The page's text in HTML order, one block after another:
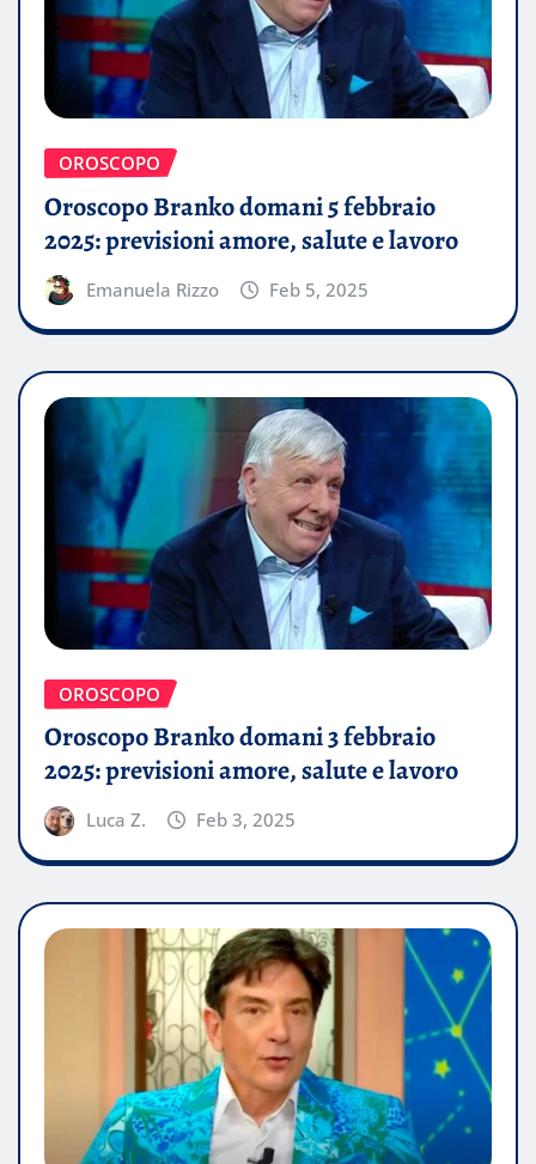
OROSCOPO
Oroscopo Branko domani 5 febbraio
2025: previsioni amore, salute e lavoro
Emanuela Rizzo Feb 5, 2025
OROSCOPO
Oroscopo Branko domani 3 febbraio
2025: previsioni amore, salute e lavoro
Luca Z. Feb 3, 2025